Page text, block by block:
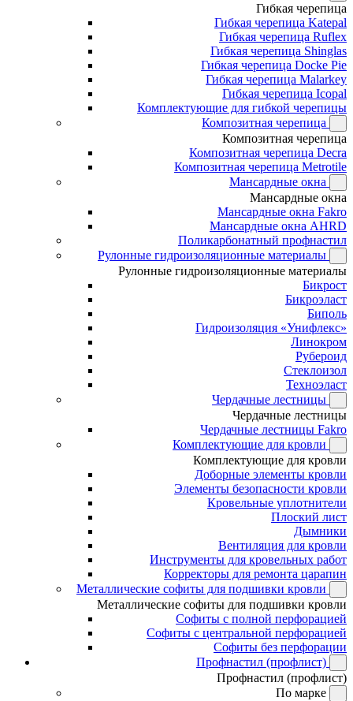
Гибкая черепица
Гибкая черепица Katepal
Гибкая черепица Ruflex
Гибкая черепица Shinglas
Гибкая черепица Docke Pie
Гибкая черепица Malarkey
Гибкая черепица Icopal
Комплектующие для гибкой черепицы
Композитная черепица
Композитная черепица
Композитная черепица Decra
Композитная черепица Metrotile
Мансардные окна
Мансардные окна
Мансардные окна Fakro
Мансардные окна AHRD
Поликарбонатный профнастил
Рулонные гидроизоляционные материалы
Рулонные гидроизоляционные материалы
Бикрост
Бикроэласт
Биполь
Гидроизоляция «Унифлекс»
Линокром
Рубероид
Стеклоизол
Техноэласт
Чердачные лестницы
Чердачные лестницы
Чердачные лестницы Fakro
Комплектующие для кровли
Комплектующие для кровли
Доборные элементы кровли
Элементы безопасности кровли
Кровельные уплотнители
Плоский лист
Дымники
Вентиляция для кровли
Инструменты для кровельных работ
Корректоры для ремонта царапин
Металлические софиты для подшивки кровли
Металлические софиты для подшивки кровли
Софиты с полной перфорацией
Софиты с центральной перфорацией
Софиты без перфорации
Профнастил (профлист)
Профнастил (профлист)
По марке